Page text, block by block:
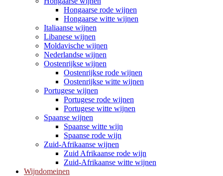
Hongaarse rode wijnen
Hongaarse witte wijnen
Italiaanse wijnen
Libanese wijnen
Moldavische wijnen
Nederlandse wijnen
Oostenrijkse wijnen
Oostenrijkse rode wijnen
Oostenrijkse witte wijnen
Portugese wijnen
Portugese rode wijnen
Portugese witte wijnen
Spaanse wijnen
Spaanse witte wijn
Spaanse rode wijn
Zuid-Afrikaanse wijnen
Zuid Afrikaanse rode wijn
Zuid-Afrikaanse witte wijnen
Wijndomeinen